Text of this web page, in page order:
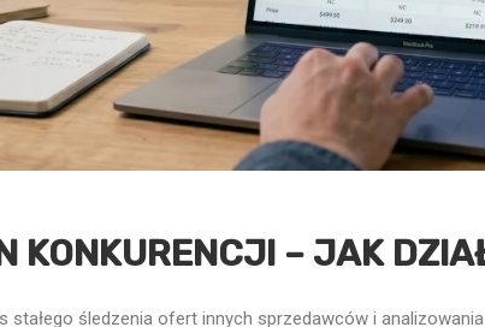
KONKURENCJI – JAK
stałego śledzenia ofert innych sprzedawców i